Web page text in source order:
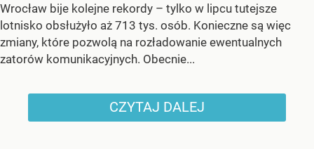
Wrocław bije kolejne rekordy – tylko w lipcu tutejsze
lotnisko obsłużyło aż 713 tys. osób. Konieczne są więc
zmiany, które pozwolą na rozładowanie ewentualnych
zatorów komunikacyjnych. Obecnie...
CZYTAJ DALEJ